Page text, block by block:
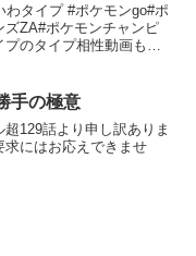
わタイプ #ポケモンgo#ポ
ズZA#ポケモンチャンピ
のタイプ相性動画も公
ら飛べます！↓ポケモン
手の極意
超129話より申し訳ありま
求にはお応えできませ